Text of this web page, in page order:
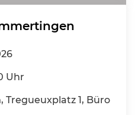
Uhr
Tregueuxplatz 1, Büro